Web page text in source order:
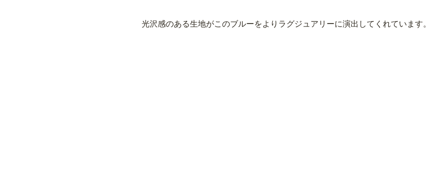
光沢感のある生地がこのブルーをよりラグジュアリーに演出してくれています。